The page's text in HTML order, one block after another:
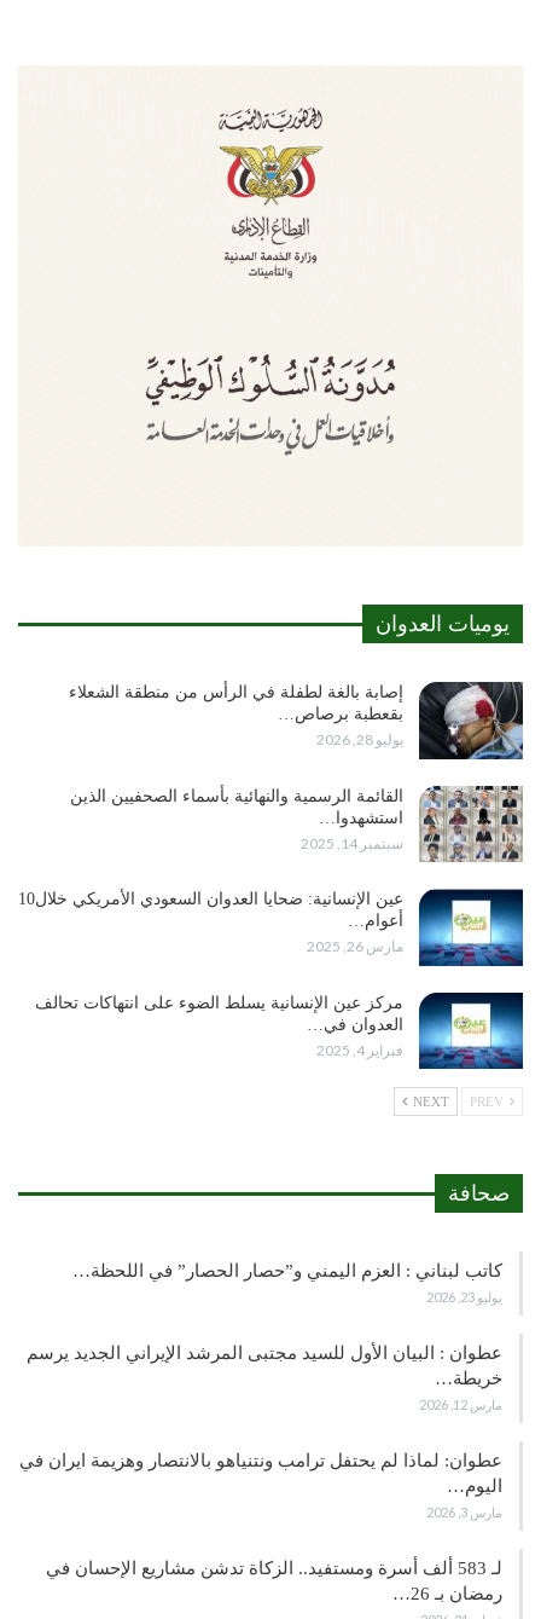
يوميات العدوان
إصابة بالغة لطفلة في الرأس من منطقة الشعلاء
بقعطبة برصاص…
يوليو 28, 2026
القائمة الرسمية والنهائية بأسماء الصحفيين الذين
استشهدوا…
سبتمبر 14, 2025
عين الإنسانية: ضحايا العدوان السعودي الأمريكي خلال10
أعوام…
مارس 26, 2025
مركز عين الإنسانية يسلط الضوء على انتهاكات تحالف
العدوان في…
فبراير 4, 2025
NEXT
صحافة
كاتب لبناني : العزم اليمني و”حصار الحصار” في اللحظة…
يوليو 23, 2026
عطوان : البيان الأول للسيد مجتبى المرشد الإيراني الجديد يرسم
خريطة…
مارس 12, 2026
عطوان: لماذا لم يحتفل ترامب ونتنياهو بالانتصار وهزيمة ايران في
اليوم…
مارس 3, 2026
لـ 583 ألف أسرة ومستفيد.. الزكاة تدشن مشاريع الإحسان في
رمضان بـ 26…